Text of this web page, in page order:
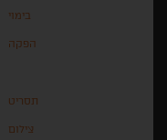
בימוי
הפקה
תסריט
צילום